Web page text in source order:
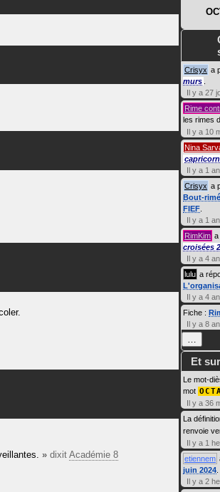
» dixit Académie 8
Crisyx a
murs
Il y a 27
Rime
les rimes
Il y a 10
Nina
Il y a 1 an
Crisyx a
Bout-
FIEF
Il y a 1 an
RimKim a
croisées 2
Il y a 4
lulu a
Il y a 4
Fiche :
Il y a 8
…
Et
Le mot-
mot
Il y a 36
La
renvoie
Il y a 1
etiennem
juin 2024
Il y a 2